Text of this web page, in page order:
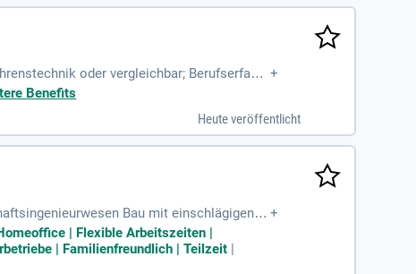
oder vergleichbar; Berufserfahru
und umweltrechtliche
+
Benefits
Heute veröffentlicht
Bau mit einschlägigen, f
Tiefbau) mit Zusatzqualifikation
+
| Flexible Arbeitszeiten |
| Familienfreundlich | Teilzeit |